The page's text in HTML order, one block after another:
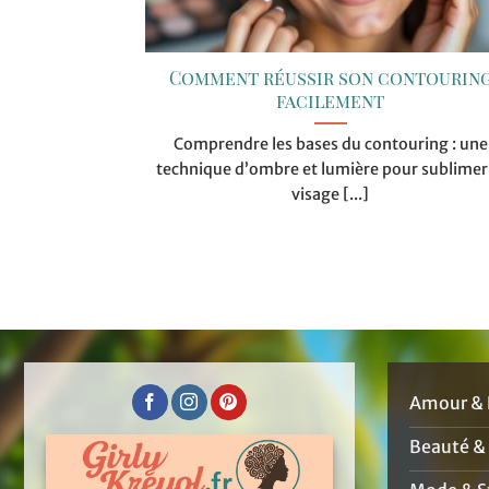
Comment réussir son
facilement
Comprendre les bases du contouring : une
technique d’ombre et lumière pour
visage [...]
Amour &
Beauté